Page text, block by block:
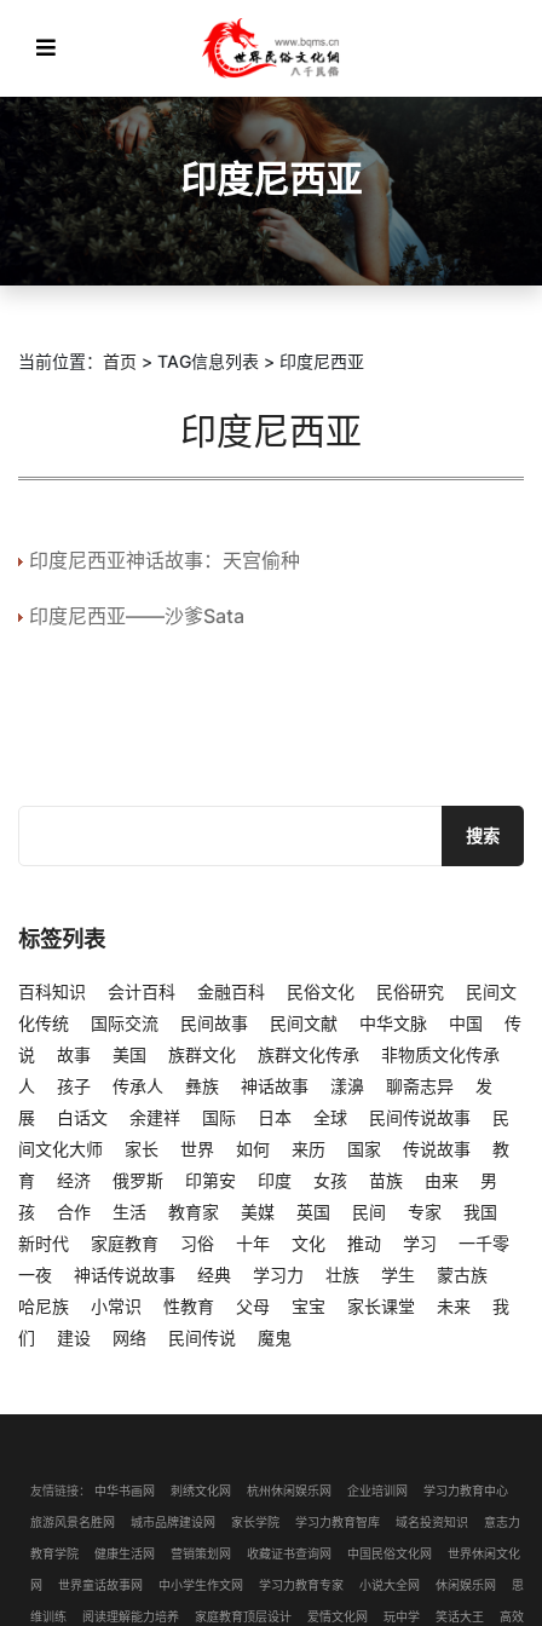
印度尼西亚
当前位置： 首页 > TAG信息列表 > 印度尼西亚
印度尼西亚
印度尼西亚神话故事：天宫偷种
印度尼西亚——沙爹Sata
标签列表
百科知识 会计百科 金融百科 民俗文化 民俗研究
民间文
化传统
国际交流 民间故事 民间文献 中华文脉 中国
传
说
故事 美国 族群文化 族群文化传承
非物质文化传承
人
孩子 传承人 彝族 神话故事 漾濞 聊斋志异
发
展
白话文 余建祥 国际 日本 全球 民间传说故事
民
间文化大师
家长 世界 如何 来历 国家 传说故事
教
育
经济 俄罗斯 印第安 印度 女孩 苗族 由来
男
孩
合作 生活 教育家 美媒 英国 民间 专家
我国
新时代
家庭教育 习俗 十年 文化 推动 学习
一千零
一夜
神话传说故事 经典 学习力 壮族 学生
蒙古族
哈尼族
小常识 性教育 父母 宝宝 家长课堂 未来
我
们
建设 网络 民间传说 魔鬼
友情链接： 中华书画网 刺绣文化网 杭州休闲娱乐网 企业培训网 学习力教育中心
旅游风景名胜网 城市品牌建设网 家长学院 学习力教育智库 域名投资知识 意志力
教育学院 健康生活网 营销策划网 收藏证书查询网 中国民俗文化网 世界休闲文化
网 世界童话故事网 中小学生作文网 学习力教育专家 小说大全网 休闲娱乐网 思
维训练 阅读理解能力培养 家庭教育顶层设计 爱情文化网 玩中学 笑话大王 高效